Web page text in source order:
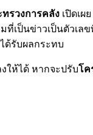
รวงการคลัง เปิดเผ
ที่เป็นข่าวเป็นตัวเล
ด้รับผลกระทบ
ให้ได้ หากจะปรับโค